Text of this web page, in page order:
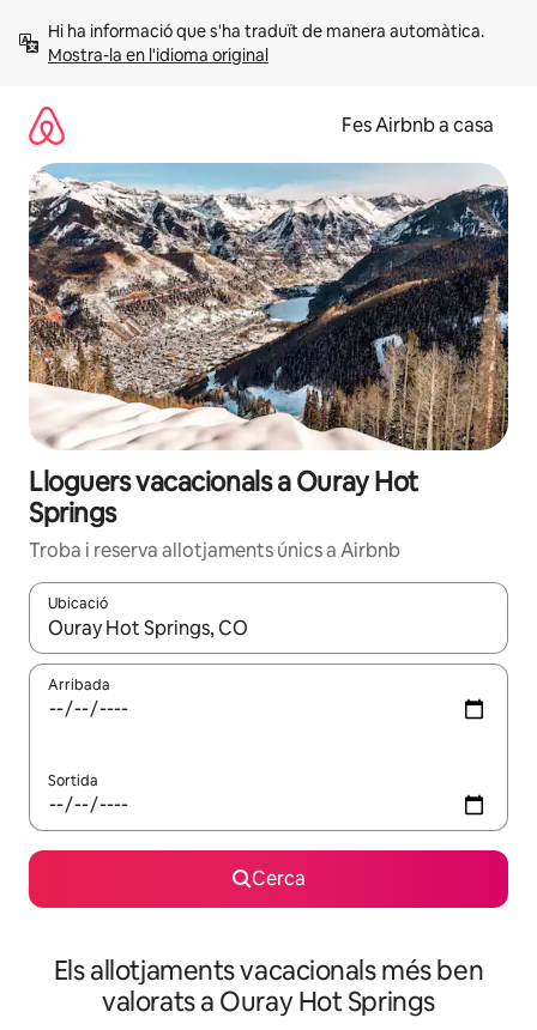
Mostra-la en l'idioma original
Fes Airbnb a casa
Lloguers vacacionals a Ouray Hot
Springs
Troba i reserva allotjaments únics a Airbnb
Ubicació
Quan els resultats estiguin disponibles, podràs navegar-hi a
Arribada
Sortida
Cerca
Els allotjaments vacacionals més ben
valorats a Ouray Hot Springs